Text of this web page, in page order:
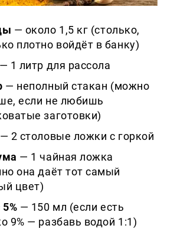
— около 1,5 кг (столько,
плотно войдёт в банку)
— 1 литр для рассола
— неполный стакан (можно
если не любишь
заготовки)
— 2 столовые ложки с горкой
— 1 чайная ложка
она даёт тот самый
цвет)
5% — 150 мл (если есть
9% — разбавь водой 1:1)